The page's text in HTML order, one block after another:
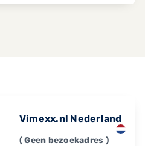
Vimexx.nl Nederland
( Geen bezoekadres )